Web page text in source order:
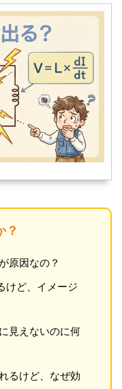
？
原因なの？
けど、イメージ
見えないのに何
るけど、なぜ効